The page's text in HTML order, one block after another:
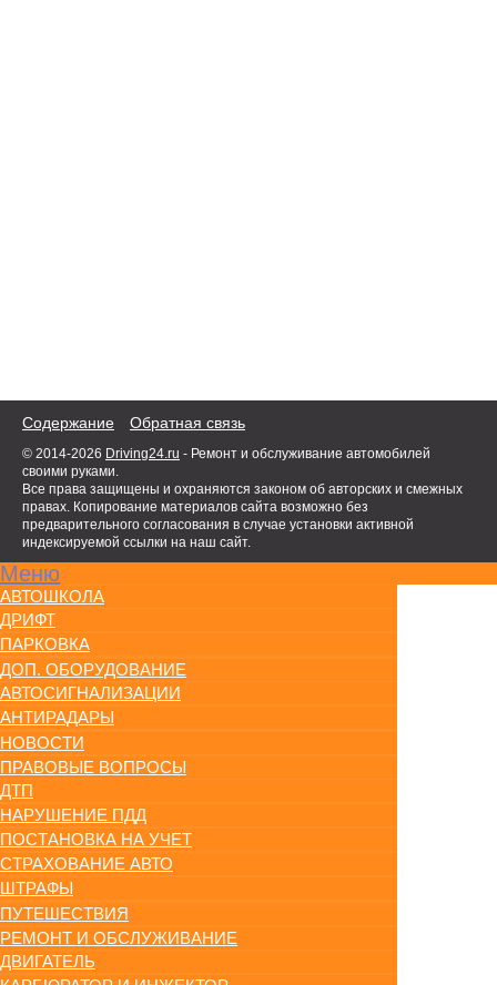
Содержание Обратная связь
© 2014-2026 Driving24.ru - Ремонт и обслуживание автомобилей
своими руками.
Все права защищены и охраняются законом об авторских и смежных
правах. Копирование материалов сайта возможно без
предварительного согласования в случае установки активной
индексируемой ссылки на наш сайт.
Меню
АВТОШКОЛА
ДРИФТ
ПАРКОВКА
ДОП. ОБОРУДОВАНИЕ
АВТОСИГНАЛИЗАЦИИ
АНТИРАДАРЫ
НОВОСТИ
ПРАВОВЫЕ ВОПРОСЫ
ДТП
НАРУШЕНИЕ ПДД
ПОСТАНОВКА НА УЧЕТ
СТРАХОВАНИЕ АВТО
ШТРАФЫ
ПУТЕШЕСТВИЯ
РЕМОНТ И ОБСЛУЖИВАНИЕ
ДВИГАТЕЛЬ